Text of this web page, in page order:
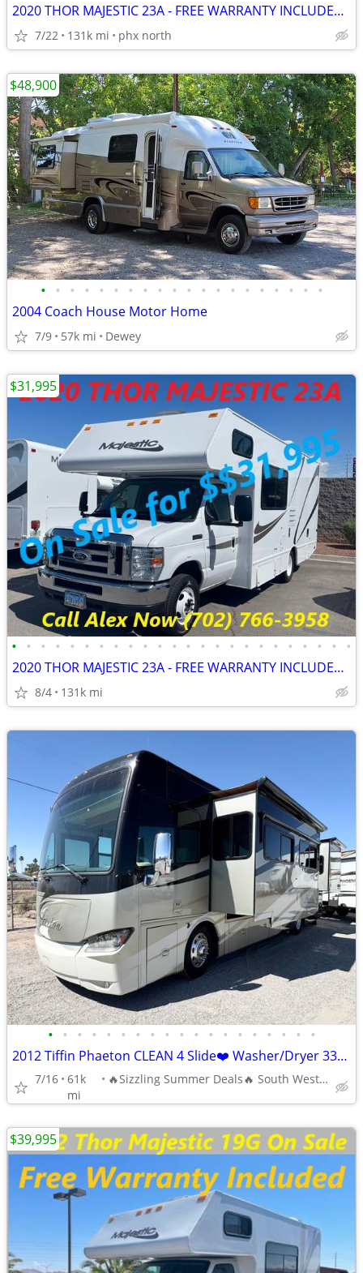
2020 THOR MAJESTIC 23A - FREE WARRANTY INCLUDED!! WE FINANCE-CALL NOW
7/22 131k mi phx north
• • • • • • • • • • • • • • • • • • • •
2004 Coach House Motor Home
7/9 57k mi Dewey
$48,900
• • • • • • • • • • • • • • • • • • • • • • • •
2020 THOR MAJESTIC 23A - FREE WARRANTY INCLUDED!! WE FINANCE-CALL NOW
8/4 131k mi
$31,995
• • • • • • • • • • • • • • • • • • •
2012 Tiffin Phaeton CLEAN 4 Slide❤️ Washer/Dryer 336HRsGen *Dont Miss
7/16 61k
mi
🔥Sizzling Summer Deals🔥 South West RVGUY
$39,995